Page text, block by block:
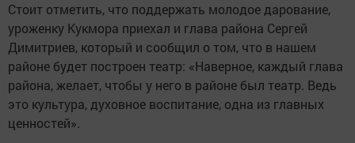
Стоит отметить, что поддержать молодое дарование,
уроженку Кукмора приехал и глава района Сергей
Димитриев, который и сообщил о том, что в нашем
районе будет построен театр: «Наверное, каждый глава
района, желает, чтобы у него в районе был театр. Ведь
это культура, духовное воспитание, одна из главных
ценностей».